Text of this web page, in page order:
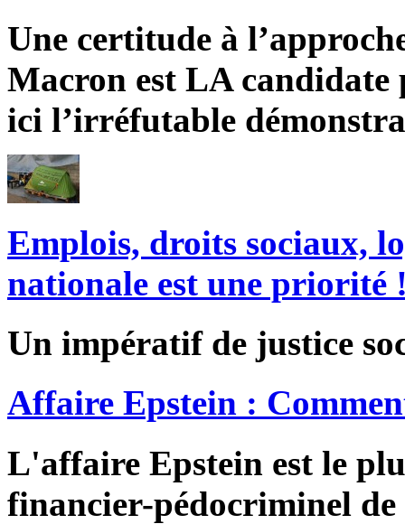
Une certitude à
Macron est LA candidate
ici l’irréfutable
Emplois, droits sociaux,
nationale est une priorité
Un impératif de justice
Affaire Epstein :
L'affaire Epstein est le
financier-pédocriminel